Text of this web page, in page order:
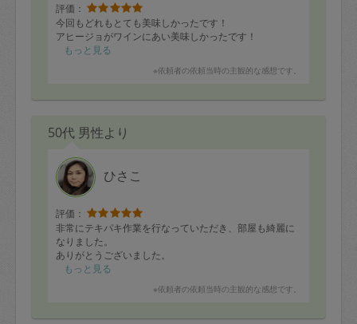
評価：
今回もどれもとても美味しかったです！
アヒージョがワインにあい美味しかったです！
もっと見る
※依頼者の依頼当時の主観的な感想です。
50代 男性より
ひさこ
評価：
非常にテキパキ作業を行なっていただき、部屋も綺麗に
なりました。
ありがとうございました。
もっと見る
※依頼者の依頼当時の主観的な感想です。